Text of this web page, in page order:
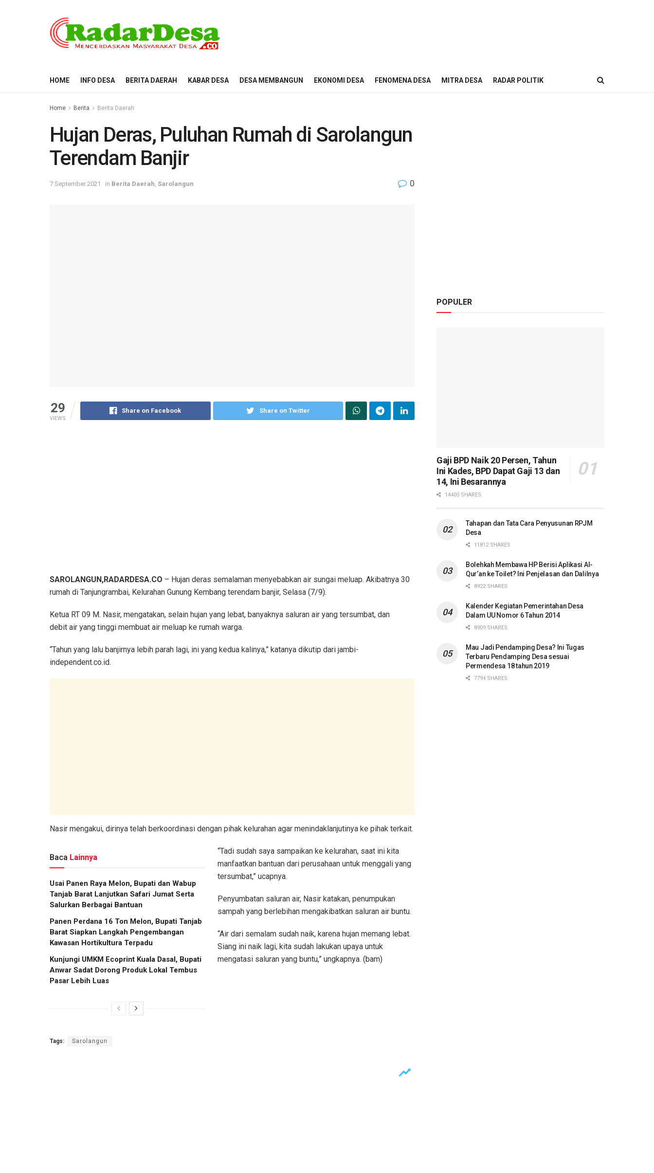
HOME INFO DESA BERITA DAERAH KABAR DESA DESA MEMBANGUN EKONOMI DESA FENOMENA DESA MITRA DESA RADAR POLITIK
Home Berita Berita Daerah
Hujan Deras, Puluhan Rumah di Sarolangun
Terendam Banjir
7 September 2021 in Berita Daerah Sarolangun 0
29
VIEWS
Share on Facebook Share on Twitter
SAROLANGUN,RADARDESA.CO – Hujan deras semalaman menyebabkan air sungai meluap. Akibatnya 30
rumah di Tanjungrambai, Kelurahan Gunung Kembang terendam banjir, Selasa (7/9).
Ketua RT 09 M. Nasir, mengatakan, selain hujan yang lebat, banyaknya saluran air yang tersumbat, dan
debit air yang tinggi membuat air meluap ke rumah warga.
“Tahun yang lalu banjirnya lebih parah lagi, ini yang kedua kalinya,” katanya dikutip dari jambi-
independent.co.id.
Nasir mengakui, dirinya telah berkoordinasi dengan pihak kelurahan agar menindaklanjutinya ke pihak terkait.
Baca Lainnya
Usai Panen Raya Melon, Bupati dan Wabup
Tanjab Barat Lanjutkan Safari Jumat Serta
Salurkan Berbagai Bantuan
Panen Perdana 16 Ton Melon, Bupati Tanjab
Barat Siapkan Langkah Pengembangan
Kawasan Hortikultura Terpadu
Kunjungi UMKM Ecoprint Kuala Dasal, Bupati
Anwar Sadat Dorong Produk Lokal Tembus
Pasar Lebih Luas
“Tadi sudah saya sampaikan ke kelurahan, saat ini kita
manfaatkan bantuan dari perusahaan untuk menggali yang
tersumbat,” ucapnya.
Penyumbatan saluran air, Nasir katakan, penumpukan
sampah yang berlebihan mengakibatkan saluran air buntu.
“Air dari semalam sudah naik, karena hujan memang lebat.
Siang ini naik lagi, kita sudah lakukan upaya untuk
mengatasi saluran yang buntu,” ungkapnya. (bam)
Tags: Sarolangun
POPULER
Gaji BPD Naik 20 Persen, Tahun
Ini Kades, BPD Dapat Gaji 13 dan
14, Ini Besarannya
14405 SHARES
Tahapan dan Tata Cara Penyusunan RPJM
Desa
11812 SHARES
Bolehkah Membawa HP Berisi Aplikasi Al-
Qur’an ke Toilet? Ini Penjelasan dan Dalilnya
8922 SHARES
Kalender Kegiatan Pemerintahan Desa
Dalam UU Nomor 6 Tahun 2014
8909 SHARES
Mau Jadi Pendamping Desa? Ini Tugas
Terbaru Pendamping Desa sesuai
Permendesa 18 tahun 2019
7794 SHARES